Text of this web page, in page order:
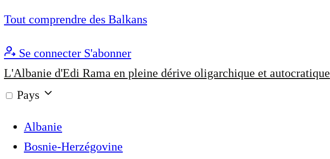
Tout comprendre des Balkans
Se connecter S'abonner
L'Albanie d'Edi Rama en pleine dérive oligarchique et autocratique
Pays
Albanie
Bosnie-Herzégovine